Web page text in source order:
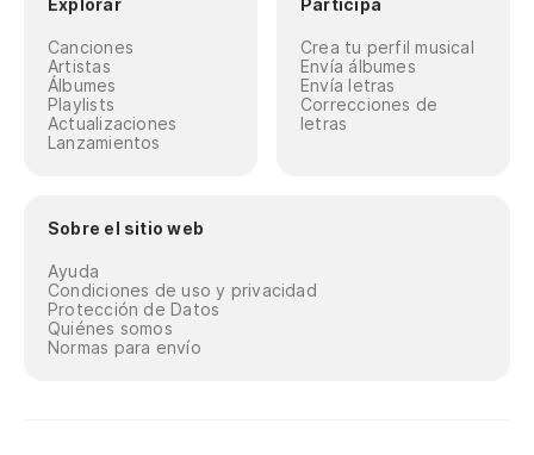
Canciones
Artistas
Álbumes
Playlists
Actualizaciones
Lanzamientos
Crea tu perfil musical
Envía álbumes
Envía letras
Correcciones de
letras
Sobre el sitio web
Ayuda
Condiciones de uso y privacidad
Protección de Datos
Quiénes somos
Normas para envío